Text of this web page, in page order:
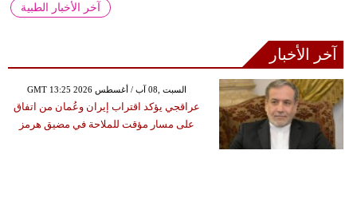
آخر الأخبار الطبية
آخر الأخبار
GMT 13:25 2026 السبت ,08 آب / أغسطس
عراقجي يؤكد اقتراب إيران وعُمان من اتفاق
على مسار مؤقت للملاحة في مضيق هرمز